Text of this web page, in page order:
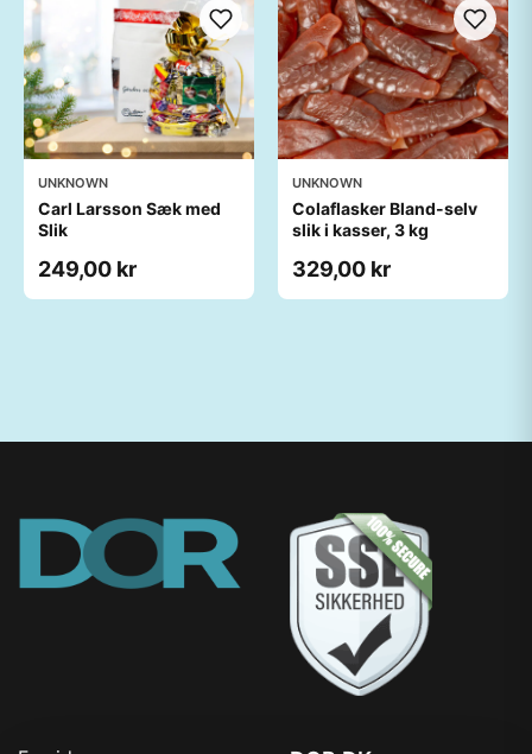
UNKNOWN
Carl Larsson Sæk med
Slik
249,00 kr
UNKNOWN
Colaflasker Bland-selv
slik i kasser, 3 kg ​
329,00 kr